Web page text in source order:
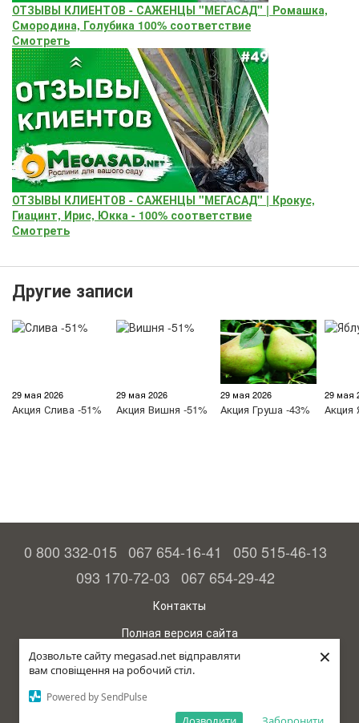
Дозвольте сайту megasad.net відправляти
вам сповіщення на робочий стіл.
Powered by SendPulse
×
ОТЗЫВЫ КЛИЕНТОВ - САЖЕНЦЫ "МЕГАСАД" | Ромашка,
Смородина, Голубика 100% соответствие
Смотреть
ОТЗЫВЫ КЛИЕНТОВ - САЖЕНЦЫ "МЕГАСАД" | Крокус,
Гиацинт, Ирис, Юкка - 100% соответствие
Смотреть
Другие записи
29 мая 2026
Акция Слива -51%
29 мая 2026
Акция Вишня -51%
29 мая 2026
Акция Груша -43%
29 мая
Акция
0 800 332-015 067 654-16-41
050 515-46-13
093 170-72-03 067 654-29-42
Контакты
Полная версия сайта
© 2015—2026
Megasad - гарантия высокого урожая